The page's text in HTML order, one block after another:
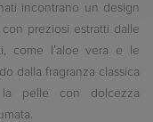
incontrano un design
preziosi estratti dalle
come l’aloe vera e le
dalla fragranza classica
pelle con dolcezza